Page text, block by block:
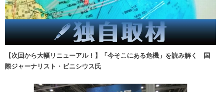
【次回から大幅リニューアル！】「今そこにある危機」を読み解く 国
際ジャーナリスト・ビニシウス氏